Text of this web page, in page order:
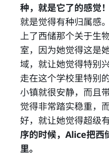
种，就是它了的感觉！
就是觉得有种归属感
上了西储那个关于生
室，因为她觉得这是
域，就让她觉得特别
走在这个学校里特别
小镇就很安静，而且
觉得非常踏实稳重，
好，就让她觉得超级
序的时候，Alice把西
里。